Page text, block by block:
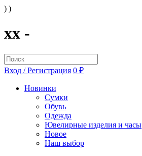
) )
xx -
Вход / Регистрация 0 ₽
Новинки
Сумки
Обувь
Одежда
Ювелирные изделия и часы
Новое
Наш выбор